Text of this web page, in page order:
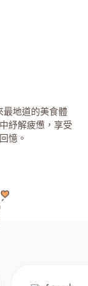
地道的美食體
紓解疲憊，享受
憶。